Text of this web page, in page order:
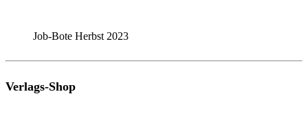
Job-Bote Herbst 2023
Verlags-Shop